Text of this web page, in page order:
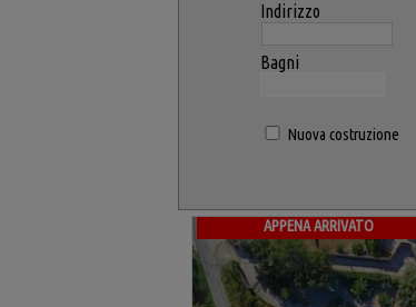
Indirizzo
Bagni
Nuova costruzione
APPENA ARRIVATO